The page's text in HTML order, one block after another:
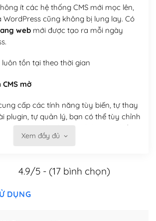
ít các hệ thống CMS mới mọc lên,
WordPress cũng không bị lung lay. Có
webmới được tạo ra mỗi ngày
luôn tồn tại theo thời gian
mở
cấp các tính năng tùy biến, tự thay
plugin, tự quản lý, bạn có thể tùy chỉnh
không phải sử dụng dịch vụ tại bất
website WordPress
Xem đầy đủ
4.9/5 - (17 bình chọn)
DỤNG